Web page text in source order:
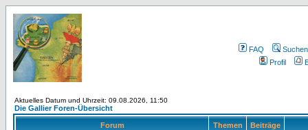
FAQ
Suchen
Profil
Aktuelles Datum und Uhrzeit: 09.08.2026, 11:50
Die Gallier Foren-Übersicht
Forum Themen Beiträge